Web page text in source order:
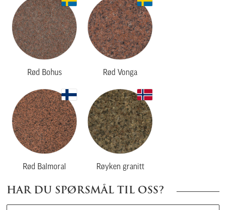
Rød Bohus Rød Vonga
Rød Balmoral Røyken granitt
HAR DU SPØRSMÅL TIL OSS?